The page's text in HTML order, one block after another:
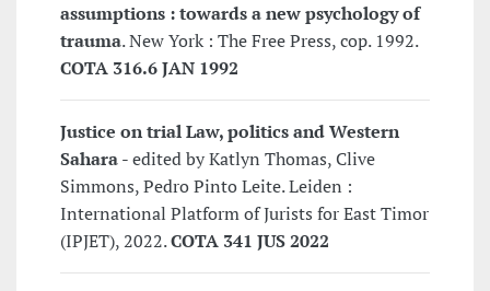
assumptions : towards a new psychology of
trauma. New York : The Free Press, cop. 1992.
COTA 316.6 JAN 1992
Justice on trial Law, politics and Western
Sahara- edited by Katlyn Thomas, Clive
Simmons, Pedro Pinto Leite. Leiden :
International Platform of Jurists for East Timor
(IPJET), 2022.COTA 341 JUS 2022